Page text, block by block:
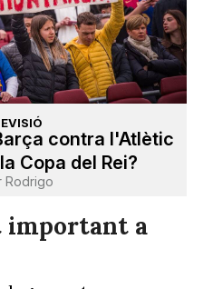
contra l'Atlètic
Copa del Rei?
Rodrigo
important a